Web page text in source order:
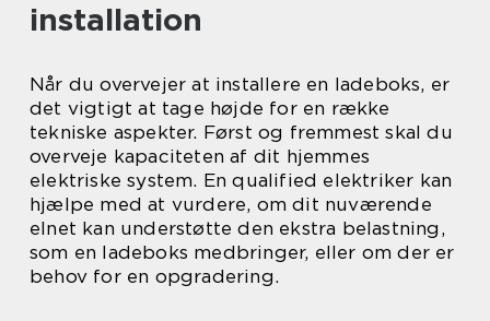
installation
Når du overvejer at installere en ladeboks, er
det vigtigt at tage højde for en række
tekniske aspekter. Først og fremmest skal du
overveje kapaciteten af dit hjemmes
elektriske system. En qualified elektriker kan
hjælpe med at vurdere, om dit nuværende
elnet kan understøtte den ekstra belastning,
som en ladeboks medbringer, eller om der er
behov for en opgradering.